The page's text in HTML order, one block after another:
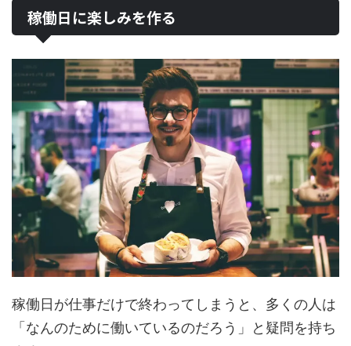
稼働日に楽しみを作る
稼働日が仕事だけで終わってしまうと、多くの人は
「なんのために働いているのだろう」と疑問を持ち